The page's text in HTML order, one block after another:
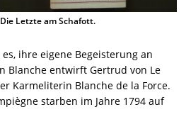
Die Letzte am Schafott.
ihre eigene Begeisterung an
Blanche entwirft Gertrud von Le
Karmeliterin Blanche de la Force.
starben im Jahre 1794 auf